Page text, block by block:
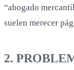
“abogado
suelen merecer
2.